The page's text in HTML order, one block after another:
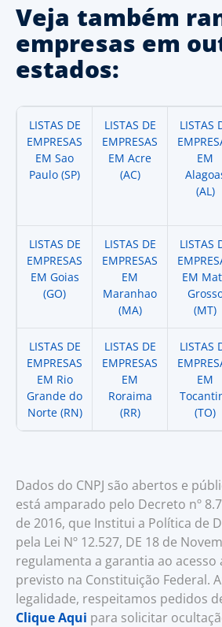
Veja também
empresas em
estados:
LISTAS DE
EMPRESAS
EM Sao
Paulo (SP)
LISTAS DE
EMPRESAS
EM Acre
(AC)
LISTAS
EM
(AL)
LISTAS DE
EMPRESAS
EM Goias
(GO)
LISTAS DE
EMPRESAS
EM
Maranhao
(MA)
LISTAS
EM
(MT)
LISTAS DE
EMPRESAS
EM Rio
Grande do
Norte (RN)
LISTAS DE
EMPRESAS
EM
Roraima
(RR)
LISTAS
EM
(TO)
Dados do CNPJ são abertos e
está amparado pelo Decreto nº
de 2016, que Institui a Política de
pela Lei Nº 12.527, DE 18 de
regulamenta a garantia ao acesso
previsto na Constituição Federal.
legalidade, respeitamos pedidos
Clique Aqui para solicitar